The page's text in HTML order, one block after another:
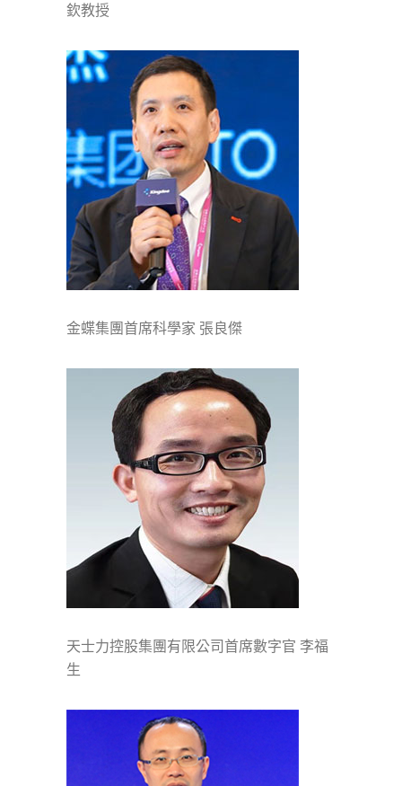
欽教授
金蝶集團首席科學家 張良傑
天士力控股集團有限公司首席數字官 李福
生